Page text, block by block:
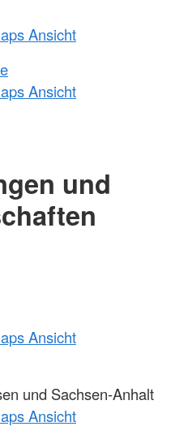
Ansicht
Ansicht
und
Ansicht
und Sachsen-Anhalt
Ansicht